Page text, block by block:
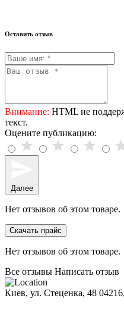
Оставить отзыв
Внимание: HTML не
текст.
Оцените публикацию:
Далее
Нет отзывов об этом товаре.
Скачать прайс
Нет отзывов об этом товаре.
Все отзывы Написать отзыв
Киев, ул. Стеценка, 48